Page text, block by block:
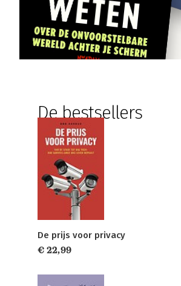
De bestsellers
De prijs voor privacy
€ 22,99